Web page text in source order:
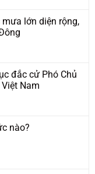
lớn diện rộng,
đắc cử Phó Chủ
Nam
nào?